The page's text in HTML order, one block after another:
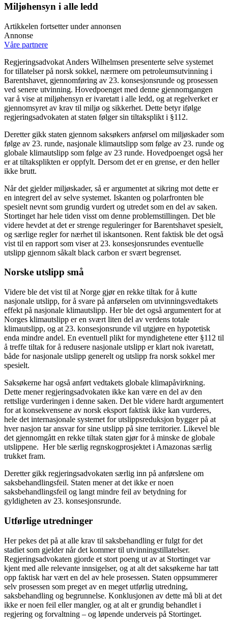
Miljøhensyn i alle ledd
Artikkelen fortsetter under annonsen
Annonse
Våre partnere
Regjeringsadvokat Anders Wilhelmsen presenterte selve systemet
for tillatelser på norsk sokkel, nærmere om petroleumsutvinning i
Barentshavet, gjennomføring av 23. konsesjonsrunde og prosessen
ved senere utvinning. Hovedpoenget med denne gjennomgangen
var å vise at miljøhensyn er ivaretatt i alle ledd, og at regelverket er
gjennomsyret av krav til miljø og sikkerhet. Dette betyr ifølge
regjeringsadvokaten at staten følger sin tiltaksplikt i §112.
Deretter gikk staten gjennom saksøkers anførsel om miljøskader som
følge av 23. runde, nasjonale klimautslipp som følge av 23. runde og
globale klimautslipp som følge av 23 runde. Hovedpoenget også her
er at tiltaksplikten er oppfylt. Dersom det er en grense, er den heller
ikke brutt.
Når det gjelder miljøskader, så er argumentet at sikring mot dette er
en integrert del av selve systemet. Iskanten og polarfronten ble
spesielt nevnt som grundig vurdert og utredet som en del av saken.
Stortinget har hele tiden visst om denne problemstillingen. Det ble
videre hevdet at det er strenge reguleringer for Barentshavet spesielt,
og særlige regler for nærhet til iskantsonen. Rent faktisk ble det også
vist til en rapport som viser at 23. konsesjonsrundes eventuelle
utslipp gjennom såkalt black carbon er svært begrenset.
Norske utslipp små
Videre ble det vist til at Norge gjør en rekke tiltak for å kutte
nasjonale utslipp, for å svare på anførselen om utvinningsvedtakets
effekt på nasjonale klimautslipp. Her ble det også argumentert for at
Norges klimautslipp er en svært liten del av verdens totale
klimautslipp, og at 23. konsesjonsrunde vil utgjøre en hypotetisk
enda mindre andel. En eventuell plikt for myndighetene etter §112 til
å treffe tiltak for å redusere nasjonale utslipp er klart nok ivaretatt,
både for nasjonale utslipp generelt og utslipp fra norsk sokkel mer
spesielt.
Saksøkerne har også anført vedtakets globale klimapåvirkning.
Dette mener regjeringsadvokaten ikke kan være en del av den
rettslige vurderingen i denne saken. Det ble videre hardt argumentert
for at konsekvensene av norsk eksport faktisk ikke kan vurderes,
hele det internasjonale systemet for utslippsreduksjon bygger på at
hver nasjon tar ansvar for sine utslipp på sine territorier. Likevel ble
det gjennomgått en rekke tiltak staten gjør for å minske de globale
utslippene. Her ble særlig regnskogprosjektet i Amazonas særlig
trukket fram.
Deretter gikk regjeringsadvokaten særlig inn på anførslene om
saksbehandlingsfeil. Staten mener at det ikke er noen
saksbehandlingsfeil og langt mindre feil av betydning for
gyldigheten av 23. konsesjonsrunde.
Utførlige utredninger
Her pekes det på at alle krav til saksbehandling er fulgt for det
stadiet som gjelder når det kommer til utvinningstillatelser.
Regjeringsadvokaten gjorde et stort poeng ut av at Stortinget var
kjent med alle relevante innsigelser, og at alt det saksøkerne har tatt
opp faktisk har vært en del av hele prosessen. Staten oppsummerer
selv prosessen som preget av en meget utførlig utredning,
saksbehandling og begrunnelse. Konklusjonen av dette må bli at det
ikke er noen feil eller mangler, og at alt er grundig behandlet i
regjering og forvaltning – og løpende underveis på Stortinget.